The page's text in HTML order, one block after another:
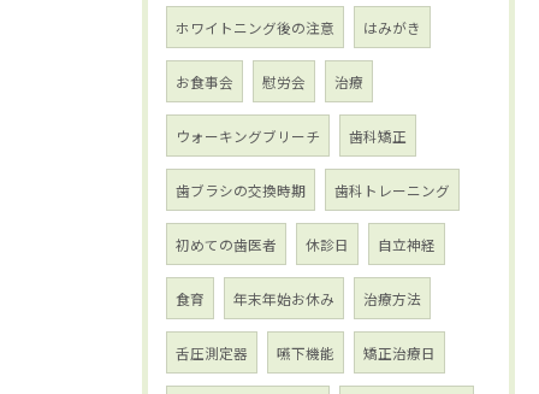
ホワイトニング後の注意 はみがき
お食事会 慰労会 治療
ウォーキングブリーチ 歯科矯正
歯ブラシの交換時期 歯科トレーニング
初めての歯医者 休診日 自立神経
食育 年末年始お休み 治療方法
舌圧測定器 嚥下機能 矯正治療日